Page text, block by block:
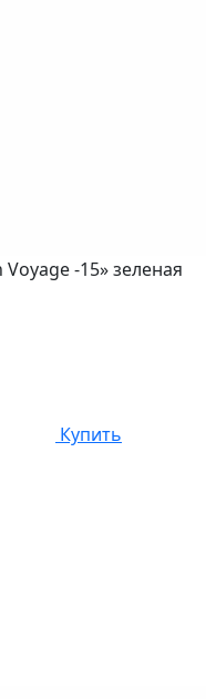
-15» зеленая
Купить